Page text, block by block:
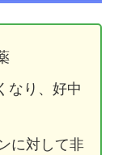
なり、好中
に対して非